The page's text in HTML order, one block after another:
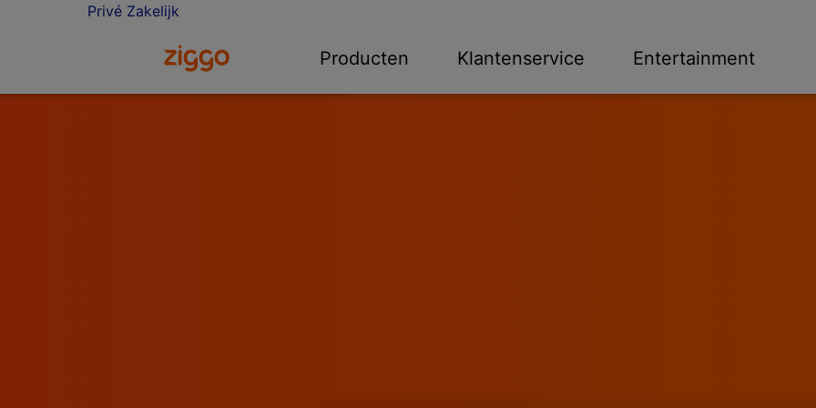
Privé Zakelijk
Ga naar de Ziggo homepageProducten Klantenservice Entertainment